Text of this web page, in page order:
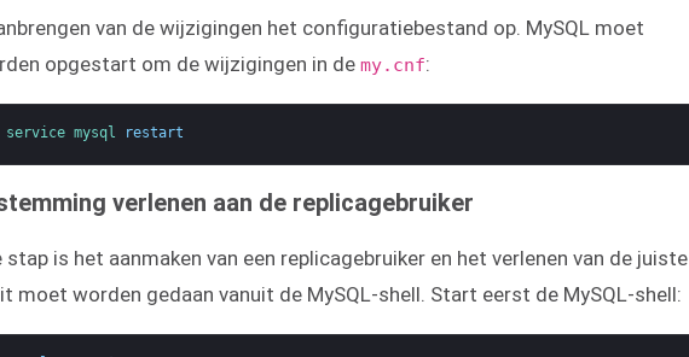
van de wijzigingen het configuratiebestand op. MySQL moet
opgestart om de wijzigingen in demy.cnf:
service mysql restart
verlenen aan de replicagebruiker
stap is het aanmaken van een replicagebruiker en het verlenen van de juiste
moet worden gedaan vanuit de MySQL-shell. Start eerst de MySQL-shell: